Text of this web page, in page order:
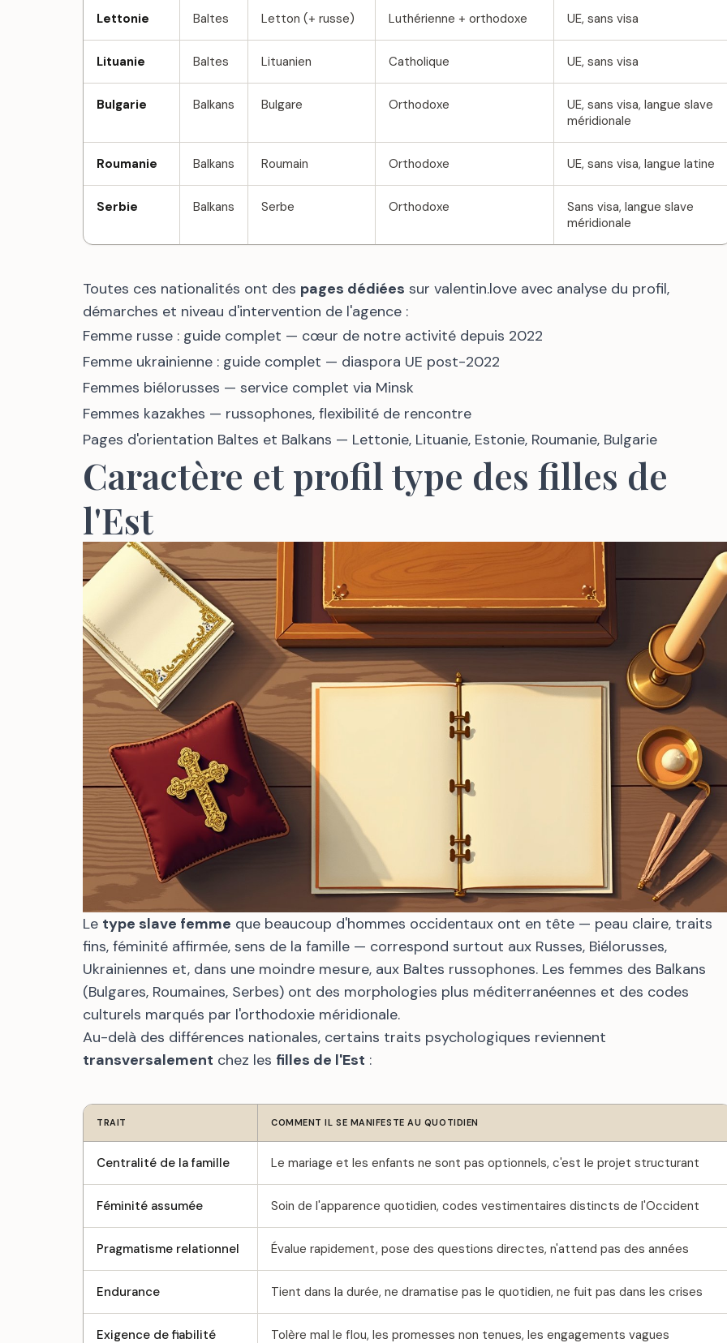
Lettonie Baltes Letton (+ russe) Luthérienne + orthodoxe UE, sans visa
Lituanie Baltes Lituanien Catholique UE, sans visa
Bulgarie Balkans Bulgare Orthodoxe
UE, sans visa, langue slave
méridionale
Roumanie Balkans Roumain Orthodoxe UE, sans visa, langue latine
Serbie Balkans Serbe Orthodoxe
Sans visa, langue slave
méridionale
Toutes ces nationalités ont des pages dédiées sur valentin.love avec analyse du profil,
démarches et niveau d'intervention de l'agence :
Femme russe : guide complet — cœur de notre activité depuis 2022
Femme ukrainienne : guide complet — diaspora UE post-2022
Femmes biélorusses — service complet via Minsk
Femmes kazakhes — russophones, flexibilité de rencontre
Pages d'orientation Baltes et Balkans — Lettonie, Lituanie, Estonie, Roumanie, Bulgarie
Caractère et profil type des filles de
l'Est
Le type slave femme que beaucoup d'hommes occidentaux ont en tête — peau claire, traits
fins, féminité affirmée, sens de la famille — correspond surtout aux Russes, Biélorusses,
Ukrainiennes et, dans une moindre mesure, aux Baltes russophones. Les femmes des Balkans
(Bulgares, Roumaines, Serbes) ont des morphologies plus méditerranéennes et des codes
culturels marqués par l'orthodoxie méridionale.
Au-delà des différences nationales, certains traits psychologiques reviennent
transversalement chez les filles de l'Est :
TRAIT COMMENT IL SE MANIFESTE AU QUOTIDIEN
Centralité de la famille Le mariage et les enfants ne sont pas optionnels, c'est le projet structurant
Féminité assumée Soin de l'apparence quotidien, codes vestimentaires distincts de l'Occident
Pragmatisme relationnel Évalue rapidement, pose des questions directes, n'attend pas des années
Endurance Tient dans la durée, ne dramatise pas le quotidien, ne fuit pas dans les crises
Exigence de fiabilité Tolère mal le flou, les promesses non tenues, les engagements vagues